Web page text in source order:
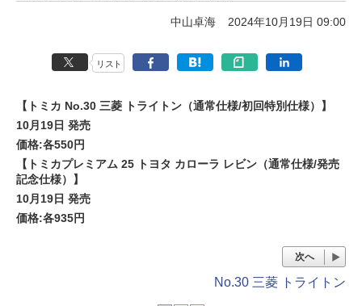
中山卓海 2024年10月19日 09:00
リスト
【トミカ No.30 三菱 トライトン（通常仕様/初回特別仕様）】
10月19日 発売
価格:各550円
【トミカプレミアム 25 トヨタ カローラ レビン（通常仕様/発売
記念仕様）】
10月19日 発売
価格:各935円
次へ
No.30 三菱 トライトン